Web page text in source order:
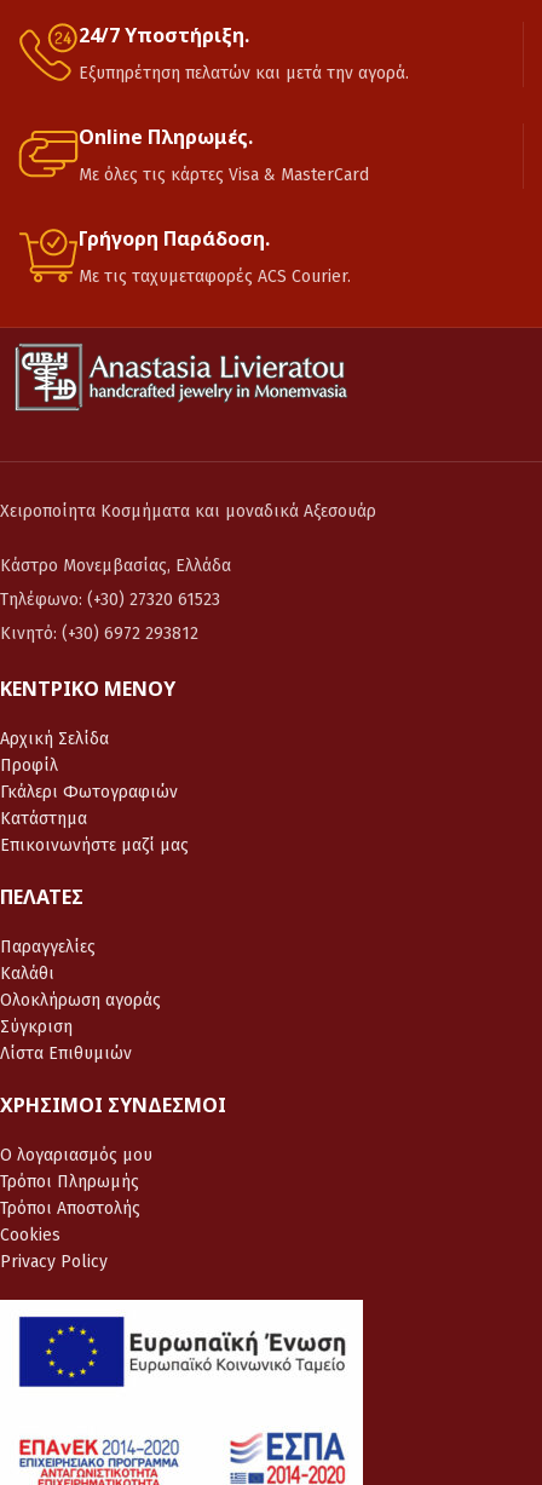
24/7 Υποστήριξη.
Εξυπηρέτηση πελατών και μετά την αγορά.
Online Πληρωμές.
Με όλες τις κάρτες Visa & MasterCard
Γρήγορη Παράδοση.
Με τις ταχυμεταφορές ACS Courier.
Χειροποίητα Κοσμήματα και μοναδικά Αξεσουάρ
Κάστρο Μονεμβασίας, Ελλάδα
Τηλέφωνο: (+30) 27320 61523
Κινητό: (+30) 6972 293812
ΚΕΝΤΡΙΚΌ ΜΕΝΟΎ
Αρχική Σελίδα
Προφίλ
Γκάλερι Φωτογραφιών
Κατάστημα
Επικοινωνήστε μαζί μας
ΠΕΛΆΤΕΣ
Παραγγελίες
Καλάθι
Ολοκλήρωση αγοράς
Σύγκριση
Λίστα Επιθυμιών
ΧΡΉΣΙΜΟΙ ΣΎΝΔΕΣΜΟΙ
Ο λογαριασμός μου
Τρόποι Πληρωμής
Τρόποι Αποστολής
Cookies
Privacy Policy